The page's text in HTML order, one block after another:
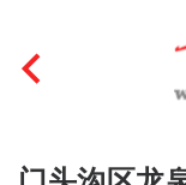
首页